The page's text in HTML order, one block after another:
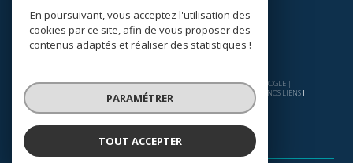
© 2026 | TOUS DROITS RÉSERVÉS | TRADUCTION POWERED BY GOOGLE |
NOS HONORAIRES
PLAN DU SITE MENTIONS LÉGALES ADMIN
NOS LIENS
POLITIQUE RGPD
En poursuivant, vous acceptez l'utilisation des
cookies par ce site, afin de vous proposer des
contenus adaptés et réaliser des statistiques !
PARAMÉTRER
TOUT ACCEPTER